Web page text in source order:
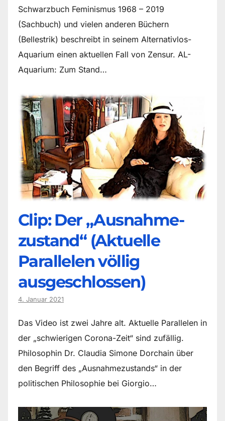
Schwarzbuch Feminismus 1968 – 2019
(Sachbuch) und vielen anderen Büchern
(Bellestrik) beschreibt in seinem Alternativlos-
Aquarium einen aktuellen Fall von Zensur. AL-
Aquarium: Zum Stand…
Clip: Der „Ausnahme-
zustand“ (Aktuelle
Parallelen völlig
ausgeschlossen)
4. Januar 2021
Das Video ist zwei Jahre alt. Aktuelle Parallelen in
der „schwierigen Corona-Zeit“ sind zufällig.
Philosophin Dr. Claudia Simone Dorchain über
den Begriff des „Ausnahmezustands“ in der
politischen Philosophie bei Giorgio…